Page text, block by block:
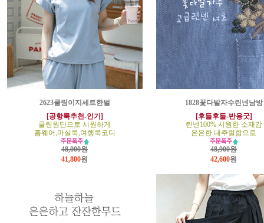
2623쿨링이지세트한벌
[공항룩추천-인기]
쿨링원단으로 시원하게
홈웨어,마실룩,여행룩코디
48,000원
41,800원
1828꽃다발자수린넨남방
[후들후들-반응굿]
린넨100% 시원한 소재감
은은한 내추럴함으로
48,900원
42,600원